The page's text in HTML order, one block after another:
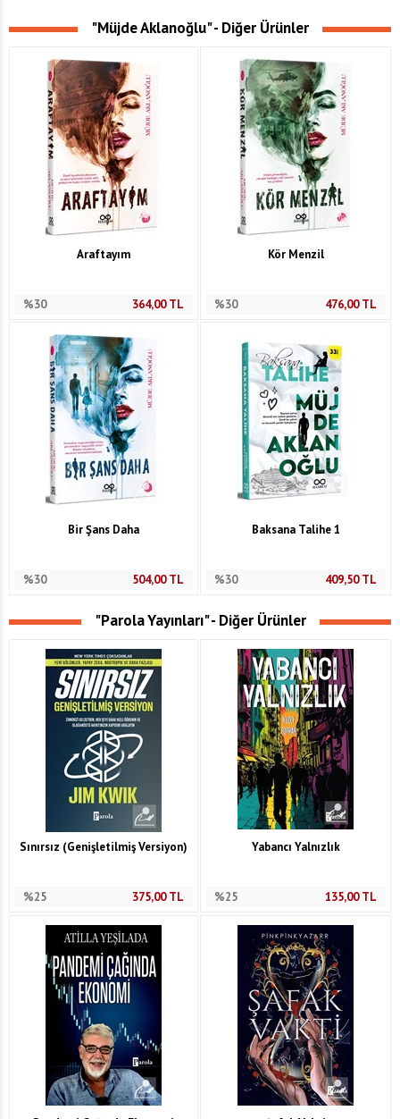
"Müjde Aklanoğlu" - Diğer Ürünler
Araftayım
%30 364,00TL
Kör Menzil
%30 476,00TL
Bir Şans Daha
%30 504,00TL
Baksana Talihe 1
%30 409,50TL
"Parola Yayınları" - Diğer Ürünler
Sınırsız (Genişletilmiş Versiyon)
%25 375,00TL
Yabancı Yalnızlık
%25 135,00TL